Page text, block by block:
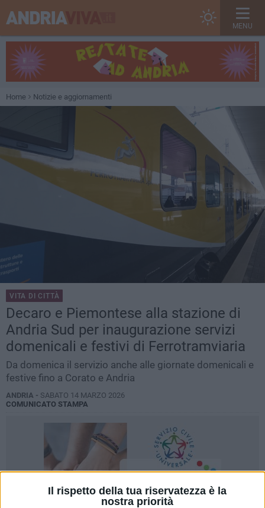
Il rispetto della tua riservatezza è la
nostra priorità
MENU
Home Notizie e aggiornamenti
VITA DI CITTÀ
Decaro e Piemontese alla stazione di
Andria Sud per inaugurazione servizi
domenicali e festivi di Ferrotramviaria
Da domenica il servizio anche alle giornate domenicali e
festive fino a Corato e Andria
ANDRIA - SABATO 14 MARZO 2026
COMUNICATO STAMPA